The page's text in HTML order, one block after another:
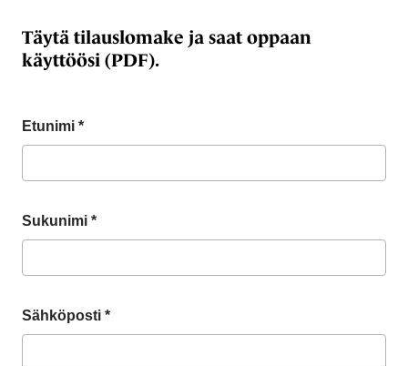
Täytä tilauslomake ja saat oppaan
käyttöösi (PDF).